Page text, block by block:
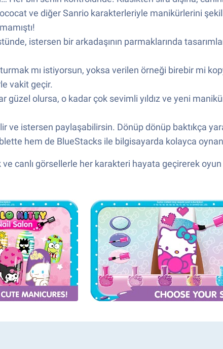
ve diğer Sanrio karakterleriyle manikürlerini
istersen bir arkadaşının parmaklarında
mı istiyorsun, yoksa verilen örneği birebir mi
vakit geçir.
güzel olursa, o kadar çok sevimli yıldız ve yeni
ve istersen paylaşabilirsin. Dönüp dönüp baktıkça
hem de BlueStacks ile bilgisayarda kolayca
canlı görsellerle her karakteri hayata geçirerek oyun